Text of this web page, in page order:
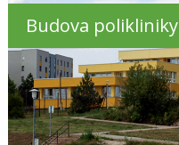
Budova polikliniky